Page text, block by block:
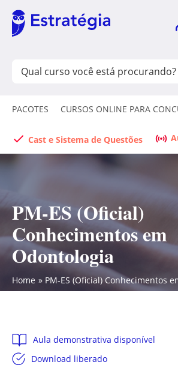
PACOTES CURSOS ONLINE PARA
Cast e Sistema de Questões
PM-ES (Oficial)
Conhecimentos em
Odontologia
Home PM-ES (Oficial) Conhecimentos
Aula demonstrativa disponível
Download liberado